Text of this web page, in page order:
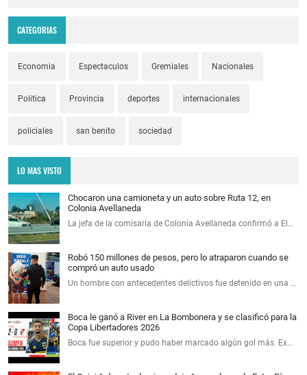
CATEGORIAS
Economia Espectaculos Gremiales Nacionales
Politica Provincia deportes internacionales
policiales san benito sociedad
LO MAS VISTO
Chocaron una camioneta y un auto sobre Ruta 12, en
Colonia Avellaneda
La jefa de la comisaría de Colonia Avellaneda confirmó a El…
Robó 150 millones de pesos, pero lo atraparon cuando se
compró un auto usado
Un hombre con antecedentes delictivos fue detenido en una …
Boca le ganó a River en La Bombonera y se clasificó para la
Copa Libertadores 2026
Boca fue superior y pudo haber marcado algún gol más. Ex…